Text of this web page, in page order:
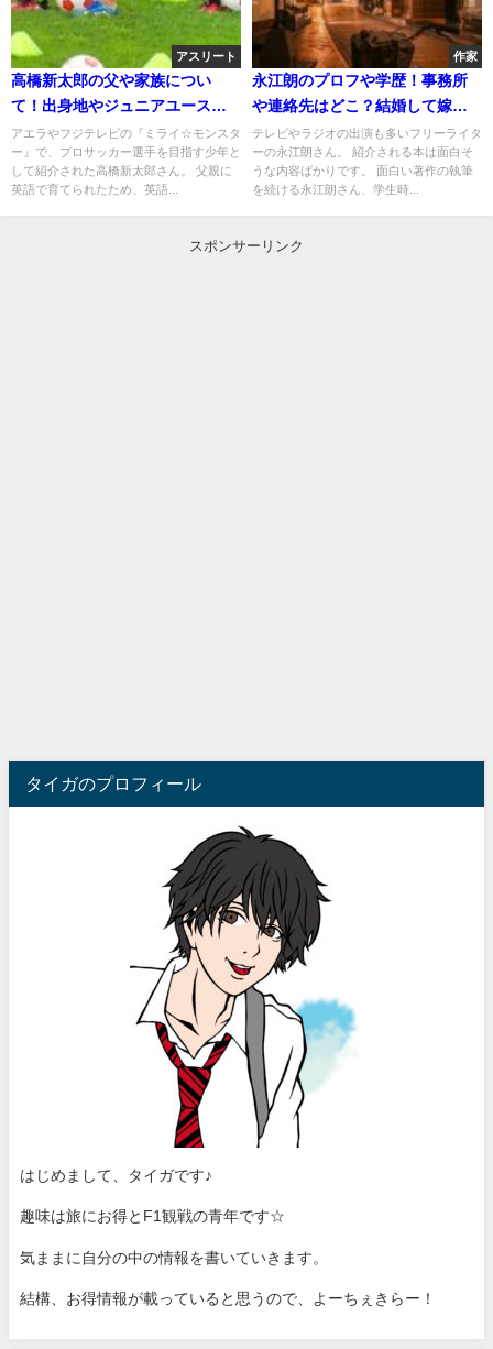
アスリート
高橋新太郎の父や家族につい
て！出身地やジュニアユース所
属チームは広島のどこ？
アエラやフジテレビの『ミライ☆モンスタ
ー』で、プロサッカー選手を目指す少年と
して紹介された高橋新太郎さん。 父親に
英語で育てられたため、英語...
作家
永江朗のプロフや学歴！事務所
や連絡先はどこ？結婚して嫁や
子供はいる？
テレビやラジオの出演も多いフリーライタ
ーの永江朗さん。 紹介される本は面白そ
うな内容ばかりです。 面白い著作の執筆
を続ける永江朗さん、学生時...
スポンサーリンク
タイガのプロフィール
はじめまして、タイガです♪
趣味は旅にお得とF1観戦の青年です☆
気ままに自分の中の情報を書いていきます。
結構、お得情報が載っていると思うので、よーちぇきらー！